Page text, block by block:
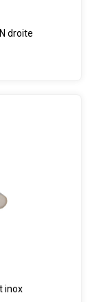
droite
inox